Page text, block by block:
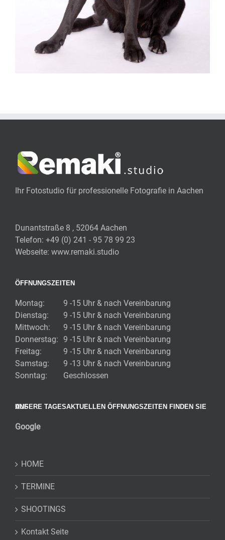
Ihr Fotostudio für professionelle Fotografie in Aachen
Dunantstraße 8 , 52064 Aachen
Telefon: +49 (0) 241 - 95 78 99 23
Webseite: www.remaki.studio
ÖFFNUNGSZEITEN
Montag:
Dienstag:
Mittwoch:
Donnerstag:
Freitag:
Samstag:
Sonntag:
9 -15 Uhr & nach Vereinbarung
9 -15 Uhr & nach Vereinbarung
9 -15 Uhr & nach Vereinbarung
9 -15 Uhr & nach Vereinbarung
9 -15 Uhr & nach Vereinbarung
9 -13 Uhr & nach Vereinbarung
Geschlossen
UNSERE TAGESAKTUELLEN ÖFFNUNGSZEITEN FINDEN SIE AUF
Google
HOME
TERMINE
SHOOTINGS
Kontakt Seite